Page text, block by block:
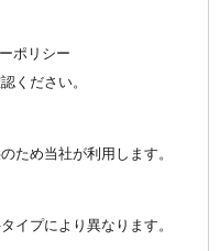
ポリシー
ください。
ため当社が利用します。
イプにより異なります。